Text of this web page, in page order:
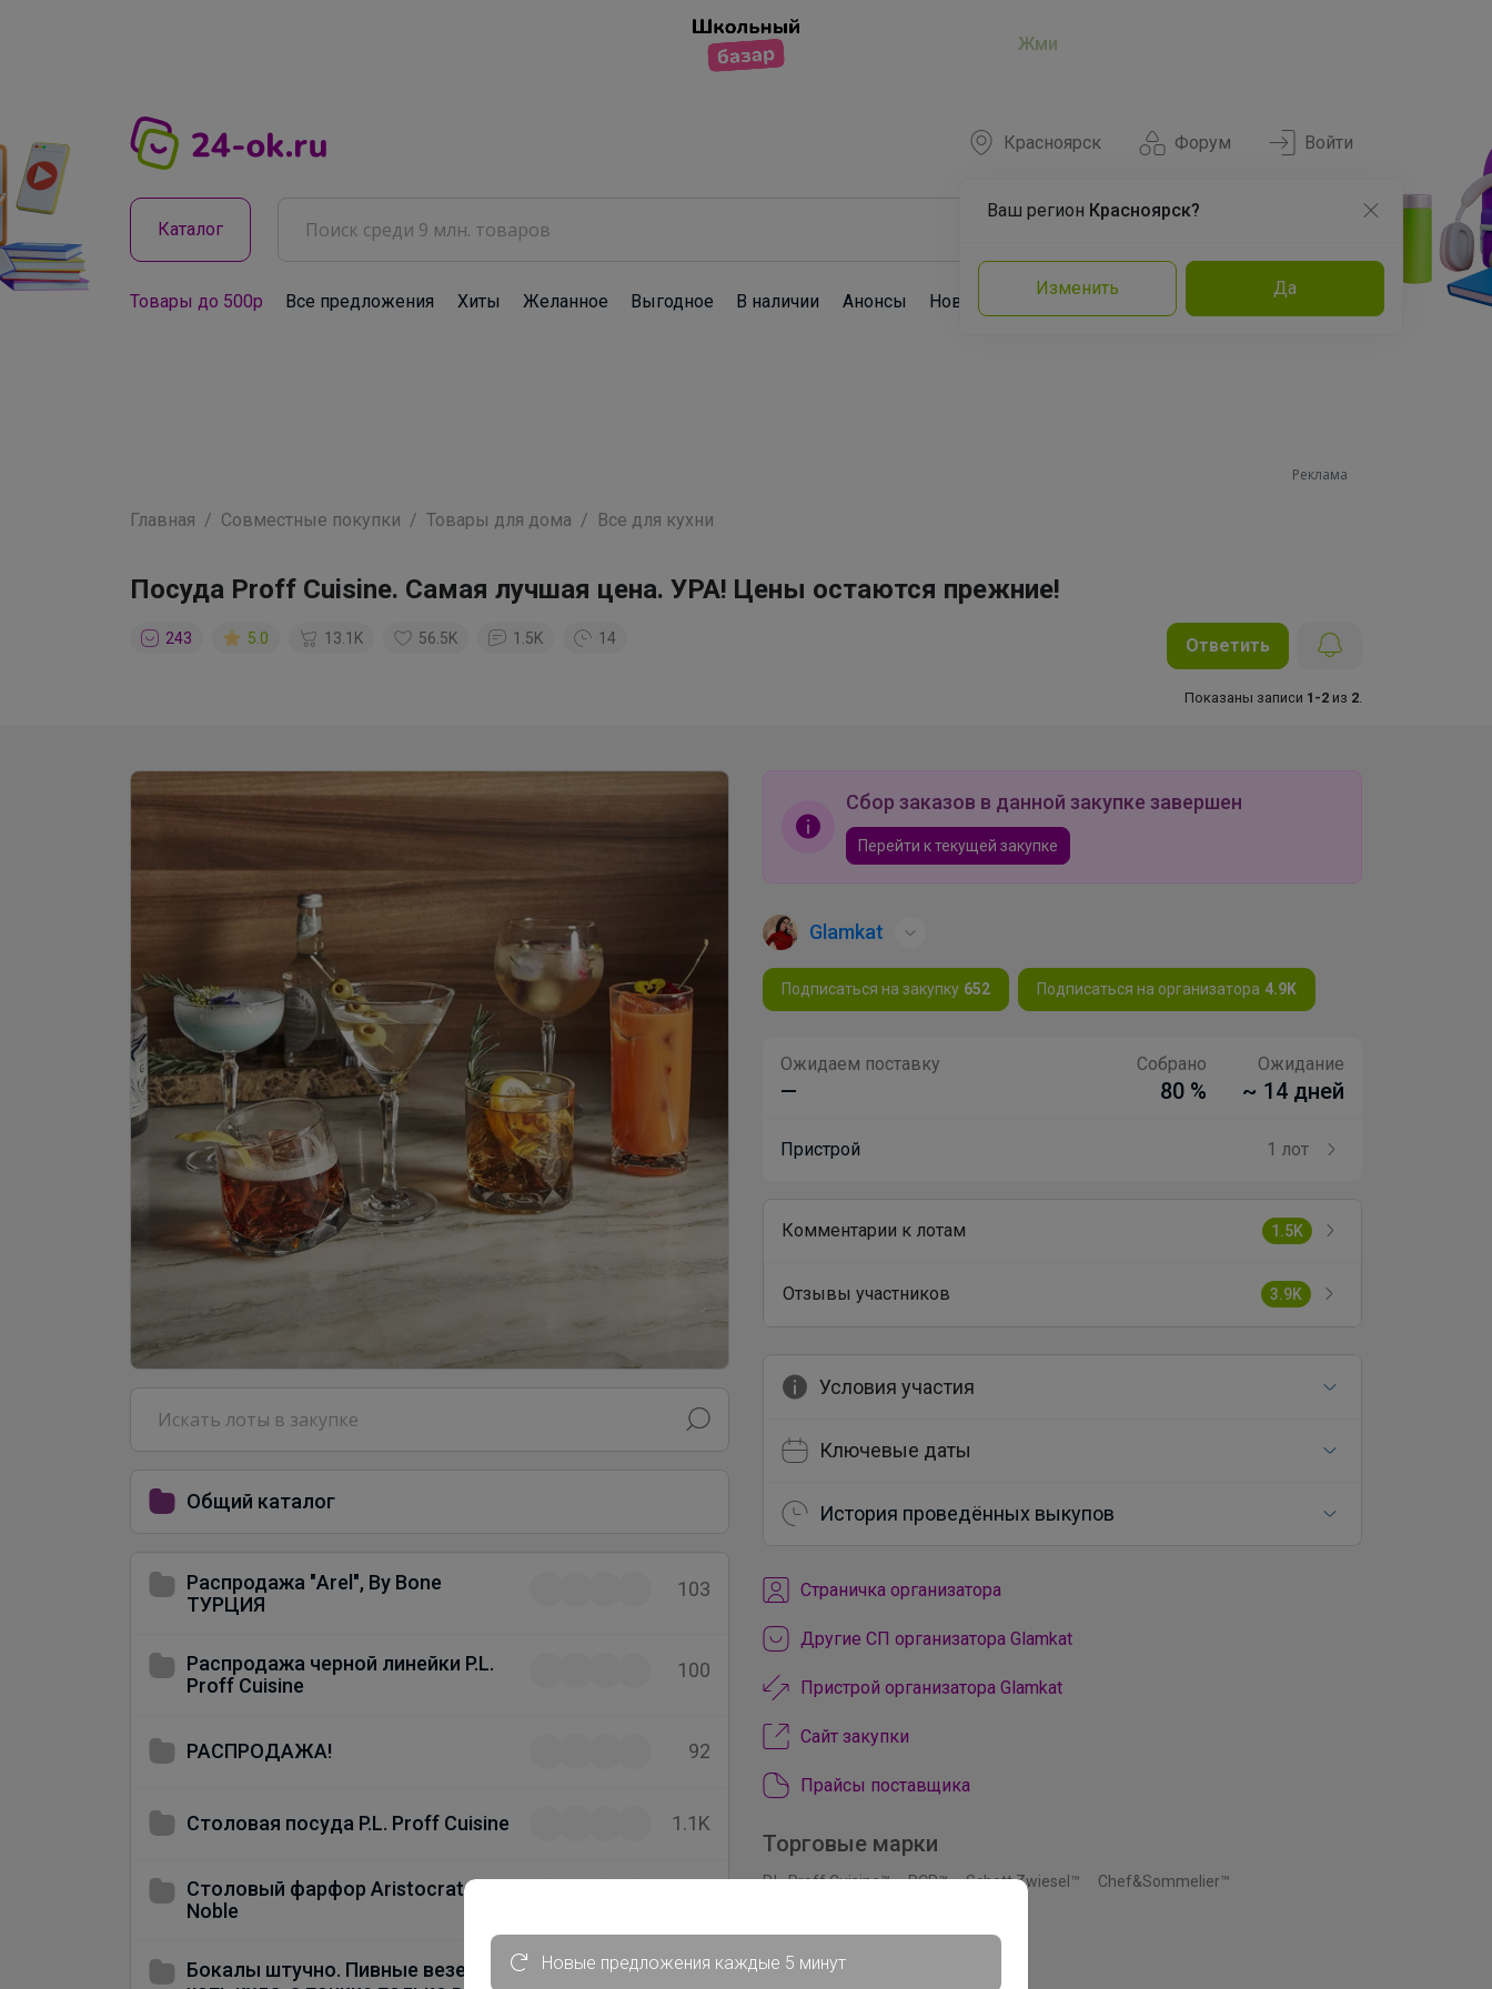
Жми
Форум
Красноярск
Ваш регион Красноярск?
Изменить Да
Войти
Каталог
Товары до 500р Все предложения Хиты Желанное Выгодное В наличии Анонсы Новости Команда Эксперты
Реклама
Главная Совместные покупки Товары для дома Все для кухни
Посуда Proff Cuisine. Самая лучшая цена. УРА! Цены остаются прежние!
243 5.0 13.1K 56.5K 1.5K 14 Ответить
Показаны записи 1-2 из 2
Общий каталог
Распродажа "Arel", By Bone
ТУРЦИЯ
103
Распродажа черной линейки P.L.
Proff Cuisine
100
РАСПРОДАЖА! 92
Столовая посуда P.L. Proff Cuisine 1.1K
Столовый фарфор Aristocrat,
Noble
Бокалы штучно. Пивные везем
1
Сбор заказов в данной закупке завершен
Перейти к текущей закупке
Glamkat
Подписаться на закупку 652 Подписаться на организатора 4.9K
Ожидаем поставку
—
Собрано
80 %
Ожидание
~ 14 дней
Пристрой 1 лот
Комментарии к лотам 1.5K
Отзывы участников 3.9K
Условия участия
Ключевые даты
История проведённых выкупов
Cтраничка организатора
Другие СП организатора Glamkat
Пристрой организатора Glamkat
Сайт закупки
Прайсы поставщика
Торговые марки
P.L. Proff Cuisine™ RCR™ Schott Zwiesel™ Chef&Sommelier™
Новые предложения каждые 5 минут